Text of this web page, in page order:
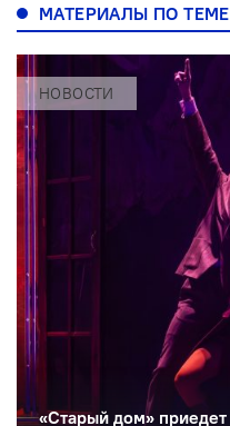
МАТЕРИАЛЫ ПО ТЕМЕ
НОВОСТИ
«Старый дом»